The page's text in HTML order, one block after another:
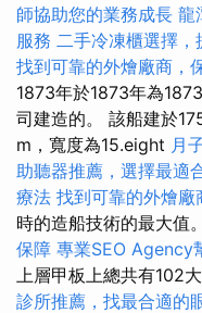
師協助您的業務成長 龍
服務 二手冷凍櫃選擇，
找到可靠的外燴廠商，
1873年於1873年為
司建造的。 該船建於
m，寬度為15.eight 月
助聽器推薦，選擇最適
療法 找到可靠的外燴
時的造船技術的最大值。
保障 專業SEO Agency
上層甲板上總共有102
診所推薦，找最合適的